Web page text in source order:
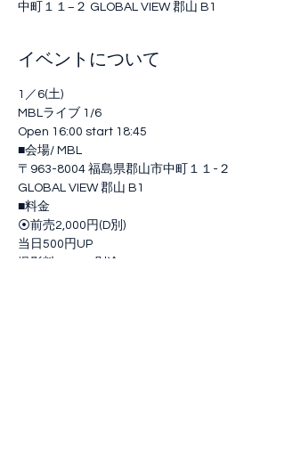
中町１１−２ GLOBAL VIEW 郡山 B1
イベントについて
1／6(土)
MBLライブ 1/6
‪‪Open 16:00 start 18:45
■‪会場/ MBL
〒963-8004 福島県郡山市中町１１-２
GLOBAL VIEW 郡山 B1
■料金
⦿前売2,000円(D別)
当日500円UP